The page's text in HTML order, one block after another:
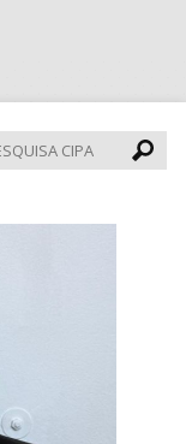
CIPA